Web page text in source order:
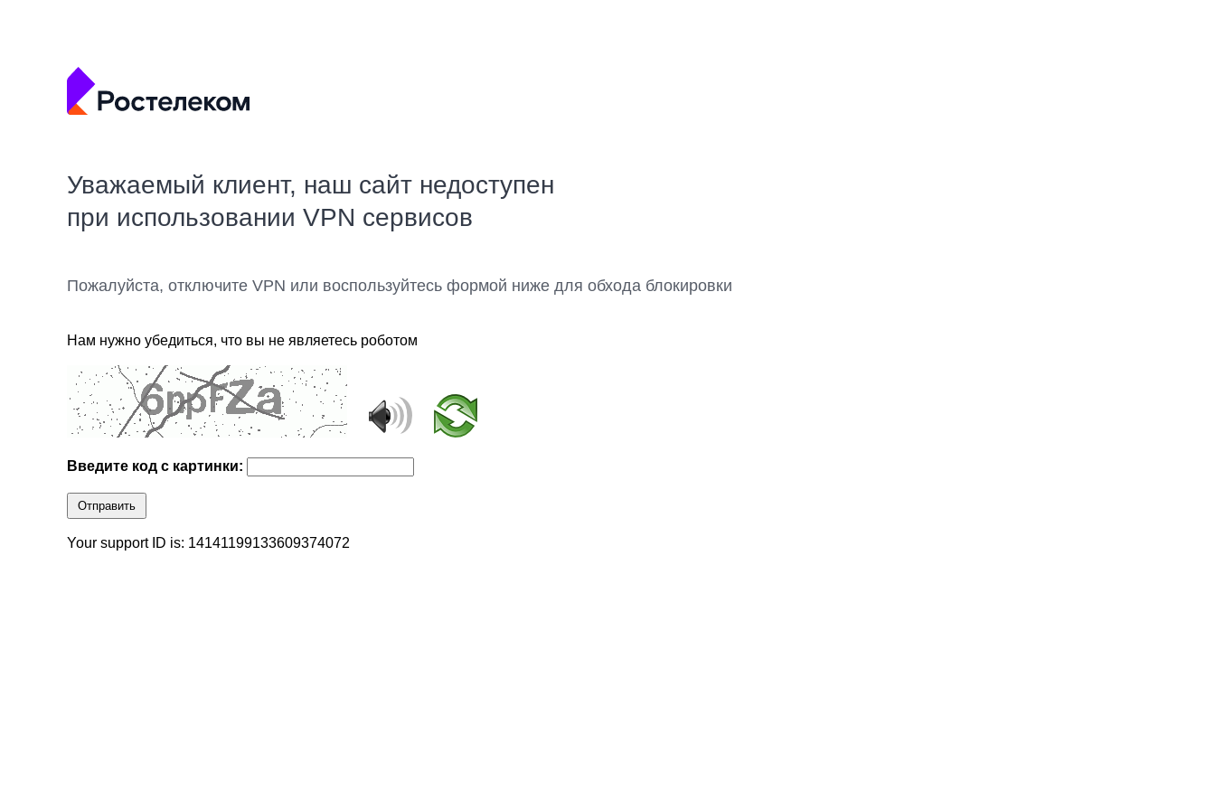
Уважаемый клиент, наш сайт недоступен
при использовании VPN сервисов
Пожалуйста, отключите VPN или воспользуйтесь формой ниже для обхода блокировки
Нам нужно убедиться, что вы не являетесь роботом
Введите код с картинки:
Отправить
Your support ID is: 14141199133609374072